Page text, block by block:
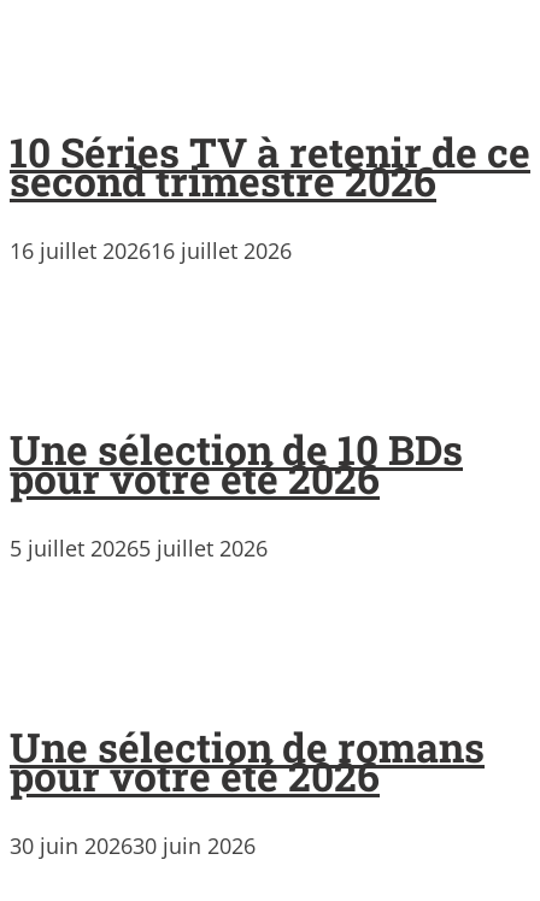
10 Séries TV à retenir de ce
second trimestre 2026
16 juillet 202616 juillet 2026
Une sélection de 10 BDs
pour votre été 2026
5 juillet 20265 juillet 2026
Une sélection de romans
pour votre été 2026
30 juin 202630 juin 2026